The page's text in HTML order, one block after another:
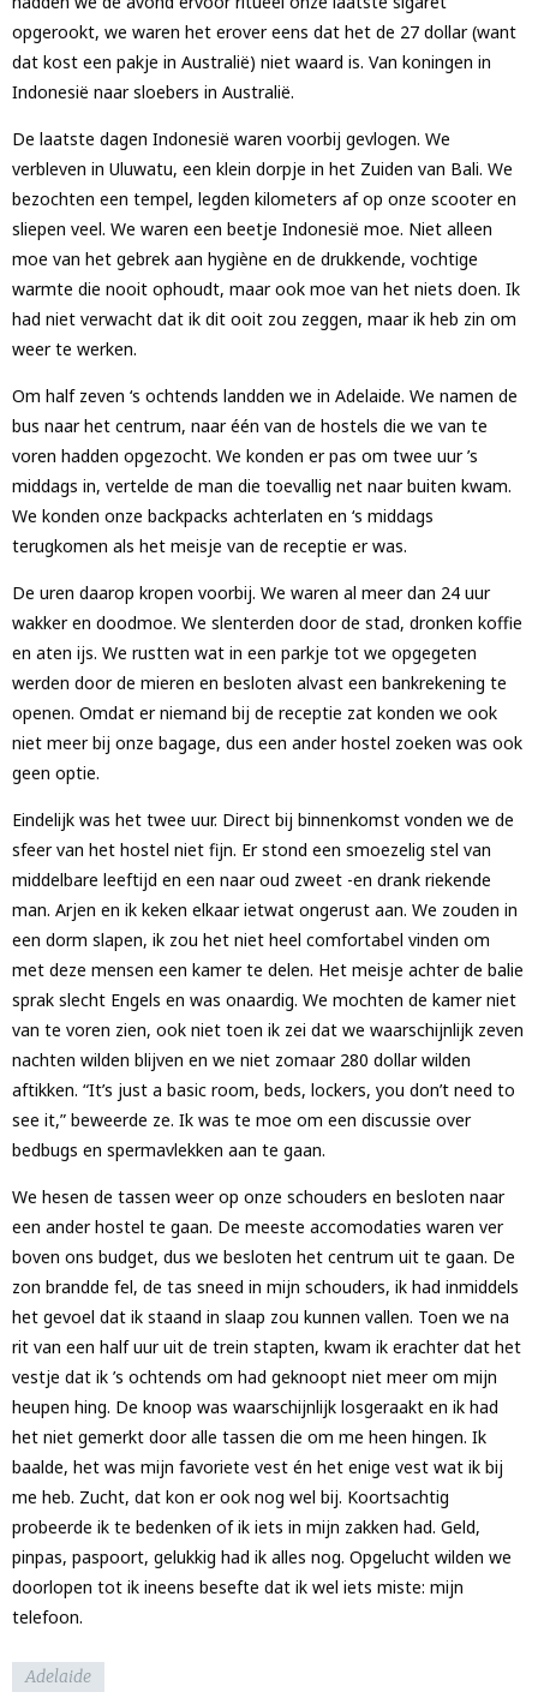
opgerookt, we waren het erover eens dat het de 27 dollar (want
dat kost een pakje in Australië) niet waard is. Van koningen in
Indonesië naar sloebers in Australië.
De laatste dagen Indonesië waren voorbij gevlogen. We
verbleven in Uluwatu, een klein dorpje in het Zuiden van Bali. We
bezochten een tempel, legden kilometers af op onze scooter en
sliepen veel. We waren een beetje Indonesië moe. Niet alleen
moe van het gebrek aan hygiène en de drukkende, vochtige
warmte die nooit ophoudt, maar ook moe van het niets doen. Ik
had niet verwacht dat ik dit ooit zou zeggen, maar ik heb zin om
weer te werken.
Om half zeven ‘s ochtends landden we in Adelaide. We namen de
bus naar het centrum, naar één van de hostels die we van te
voren hadden opgezocht. We konden er pas om twee uur ’s
middags in, vertelde de man die toevallig net naar buiten kwam.
We konden onze backpacks achterlaten en ‘s middags
terugkomen als het meisje van de receptie er was.
De uren daarop kropen voorbij. We waren al meer dan 24 uur
wakker en doodmoe. We slenterden door de stad, dronken koffie
en aten ijs. We rustten wat in een parkje tot we opgegeten
werden door de mieren en besloten alvast een bankrekening te
openen. Omdat er niemand bij de receptie zat konden we ook
niet meer bij onze bagage, dus een ander hostel zoeken was ook
geen optie.
Eindelijk was het twee uur. Direct bij binnenkomst vonden we de
sfeer van het hostel niet fijn. Er stond een smoezelig stel van
middelbare leeftijd en een naar oud zweet -en drank riekende
man. Arjen en ik keken elkaar ietwat ongerust aan. We zouden in
een dorm slapen, ik zou het niet heel comfortabel vinden om
met deze mensen een kamer te delen. Het meisje achter de balie
sprak slecht Engels en was onaardig. We mochten de kamer niet
van te voren zien, ook niet toen ik zei dat we waarschijnlijk zeven
nachten wilden blijven en we niet zomaar 280 dollar wilden
aftikken. “It’s just a basic room, beds, lockers, you don’t need to
see it,” beweerde ze. Ik was te moe om een discussie over
bedbugs en spermavlekken aan te gaan.
We hesen de tassen weer op onze schouders en besloten naar
een ander hostel te gaan. De meeste accomodaties waren ver
boven ons budget, dus we besloten het centrum uit te gaan. De
zon brandde fel, de tas sneed in mijn schouders, ik had inmiddels
het gevoel dat ik staand in slaap zou kunnen vallen. Toen we na
rit van een half uur uit de trein stapten, kwam ik erachter dat het
vestje dat ik ’s ochtends om had geknoopt niet meer om mijn
heupen hing. De knoop was waarschijnlijk losgeraakt en ik had
het niet gemerkt door alle tassen die om me heen hingen. Ik
baalde, het was mijn favoriete vest én het enige vest wat ik bij
me heb. Zucht, dat kon er ook nog wel bij. Koortsachtig
probeerde ik te bedenken of ik iets in mijn zakken had. Geld,
pinpas, paspoort, gelukkig had ik alles nog. Opgelucht wilden we
doorlopen tot ik ineens besefte dat ik wel iets miste: mijn
telefoon.
Adelaide